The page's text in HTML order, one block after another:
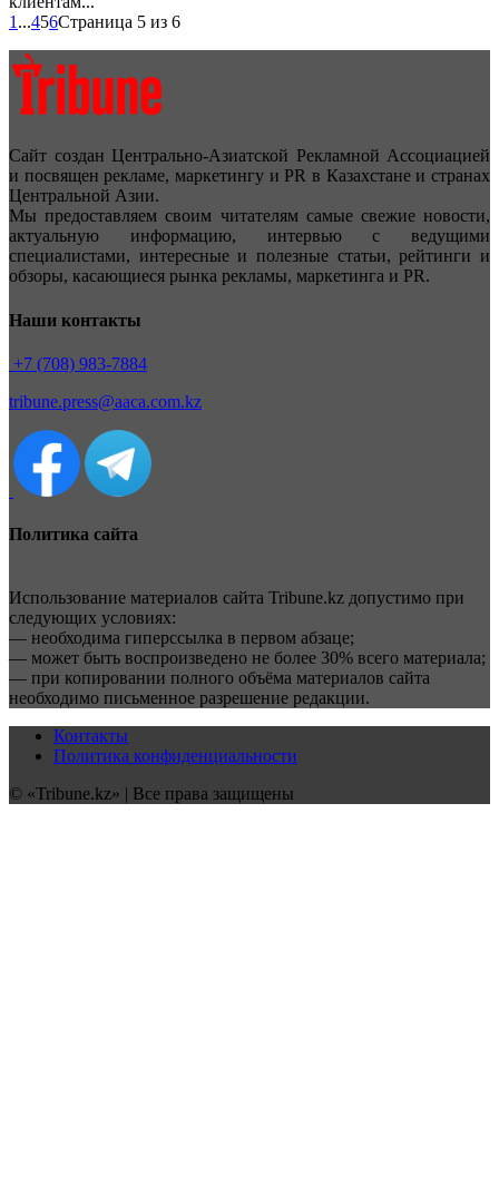
1 ...456Страница 5 из 6
Сайт создан Центрально-Азиатской Рекламной Ассоциацией
и посвящен рекламе, маркетингу и PR в Казахстане и странах
Центральной Азии.
Мы предоставляем своим читателям самые свежие новости,
актуальную информацию, интервью с ведущими
специалистами, интересные и полезные статьи, рейтинги и
обзоры, касающиеся рынка рекламы, маркетинга и PR.
Наши контакты
+7 (708) 983-7884
tribune.press@aaca.com.kz
Политика сайта
Использование материалов сайта Tribune.kz допустимо при
следующих условиях:
— необходима гиперссылка в первом абзаце;
— может быть воспроизведено не более 30% всего материала;
— при копировании полного объёма материалов сайта
необходимо письменное разрешение редакции.
Контакты
Политика конфиденциальности
© «Tribune.kz» | Все права защищены